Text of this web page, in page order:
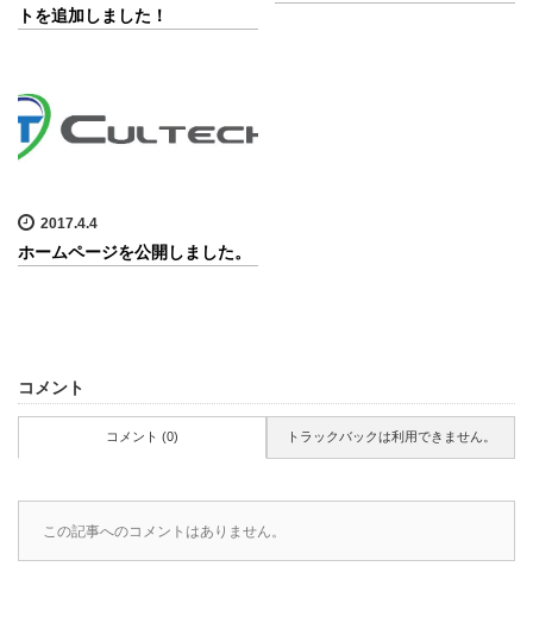
トを追加しました！
2017.4.4
ホームページを公開しました。
コメント
コメント (0) トラックバックは利用できません。
この記事へのコメントはありません。